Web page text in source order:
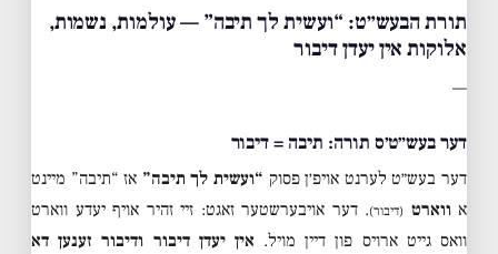
תורת הבעש״ט: “ועשית לך תיבה” — עולמות, נשמות,
אלוקות אין יעדן דיבור
—
דער בעש״ט׳ס תורה: תיבה = דיבור
דער בעש״ט לערנט אויפ׳ן פסוק “ועשית לך תיבה” אז “תיבה” מיינט
אווארט (דיבור). דער אויבערשטער זאגט: זיי זהיר אויף יעדע ווארט
וואס גייט ארויס פון דיין מויל. אין יעדן דיבור ודיבור זענען דא